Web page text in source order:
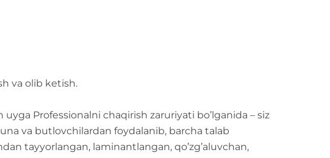
va olib ketish.
Professionalni chaqirish zaruriyati bo’lganida – siz
va butlovchilardan foydalanib, barcha talab
tayyorlangan, laminantlangan, qo’zg’aluvchan,